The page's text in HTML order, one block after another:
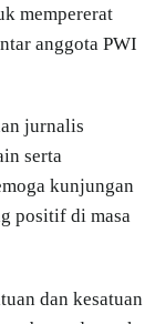
mempererat
anggota PWI
jurnalis
serta
kunjungan
positif di masa
dan kesatuan